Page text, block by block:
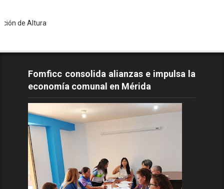
Fomficc consolida alianzas e impulsa la
economía comunal en Mérida